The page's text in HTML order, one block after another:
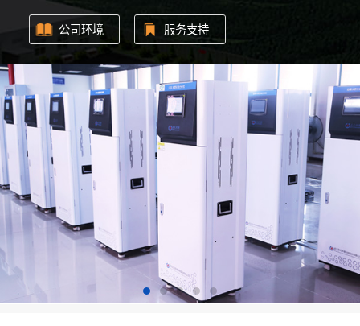
公司环境 服务支持